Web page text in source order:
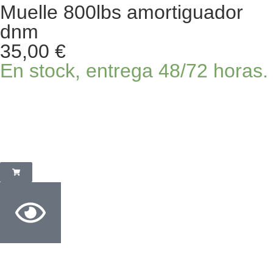
Muelle 800lbs amortiguador
dnm
35,00 €
En stock, entrega 48/72 horas.